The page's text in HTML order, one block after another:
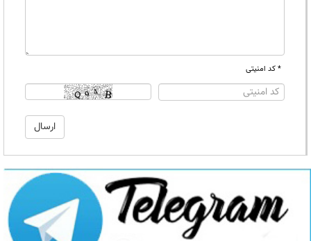
* کد امنیتی